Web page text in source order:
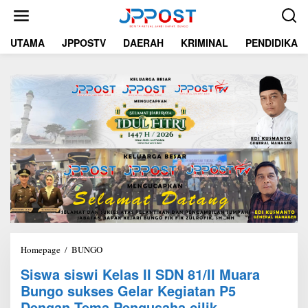
t
UTAMA JPPOSTV DAERAH KRIMINAL PENDIDIKAN
Homepage / BUNGO
s
w
a
Siswa siswi Kelas II SDN 81/II Muara
Bungo sukses Gelar Kegiatan P5